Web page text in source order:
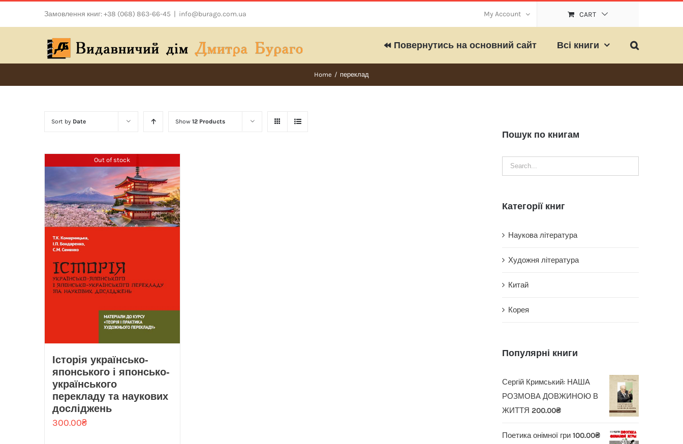
Замовлення книг: +38 (068) 863-66-45 | info@burago.com.ua My Account CART
Повернутись на основний сайт Всі книги
Home / переклад
Sort by Date Show 12 Products
Out of stock
Історія українсько-
японського і японсько-
українського
перекладу та наукових
досліджень
300.00₴
Пошук по книгам
Категорії книг
Наукова література
Художня література
Китай
Корея
Популярні книги
Сергій Кримський: НАША
РОЗМОВА ДОВЖИНОЮ В
ЖИТТЯ 200.00₴
Поетика онімної гри 100.00₴